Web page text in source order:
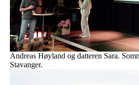
Andreas Høyland og datteren Sara.
Stavanger.